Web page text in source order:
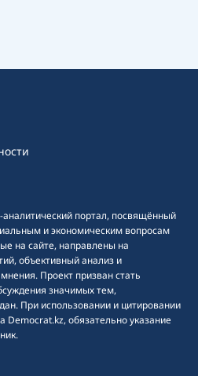
портал, посвящённый
и экономическим вопросам
на сайте, направлены на
объективный анализ и
Проект призван стать
значимых тем,
При использовании и цитировании
Democrat.kz, обязательно указание